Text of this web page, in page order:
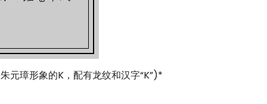
元璋形象的K，配有龙纹和汉字“K”)*